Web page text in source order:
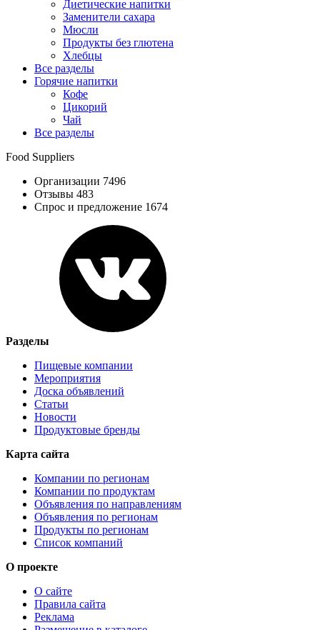
Диетические напитки
Заменители сахара
Мюсли
Продукты без глютена
Хлебцы
Все разделы
Горячие напитки
Кофе
Цикорий
Чай
Все разделы
Food Suppliers
Организации 7496
Отзывы 483
Спрос и предложение 1674
Разделы
Пищевые компании
Мероприятия
Доска объявлений
Статьи
Новости
Продуктовые бренды
Карта сайта
Компании по регионам
Компании по продуктам
Объявления по направлениям
Объявления по регионам
Продукты по регионам
Список компаний
О проекте
О сайте
Правила сайта
Реклама